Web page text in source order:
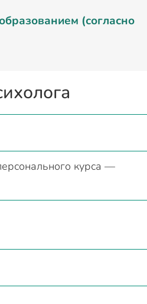
(согласно
курса —